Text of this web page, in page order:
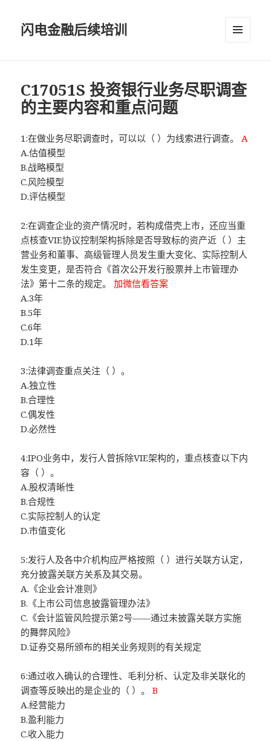
闪电金融后续培训
C17051S 投资银行业务尽职调查
的主要内容和重点问题
1:在做业务尽职调查时，可以以（ ）为线索进行调查。A
A.估值模型
B.战略模型
C.风险模型
D.评估模型
2:在调查企业的资产情况时，若构成借壳上市，还应当重
点核查VIE协议控制架构拆除是否导致标的资产近（ ）主
营业务和董事、高级管理人员发生重大变化、实际控制人
发生变更，是否符合《首次公开发行股票并上市管理办
法》第十二条的规定。加微信看答案
A.3年
B.5年
C.6年
D.1年
3:法律调查重点关注（ ）。
A.独立性
B.合理性
C.偶发性
D.必然性
4:IPO业务中，发行人曾拆除VIE架构的，重点核查以下内
容（ ）。
A.股权清晰性
B.合规性
C.实际控制人的认定
D.市值变化
5:发行人及各中介机构应严格按照（ ）进行关联方认定，
充分披露关联方关系及其交易。
A.《企业会计准则》
B.《上市公司信息披露管理办法》
C.《会计监管风险提示第2号——通过未披露关联方实施
的舞弊风险》
D.证券交易所颁布的相关业务规则的有关规定
6:通过收入确认的合理性、毛利分析、认定及非关联化的
调查等反映出的是企业的（ ）。B
A.经营能力
B.盈利能力
C.收入能力